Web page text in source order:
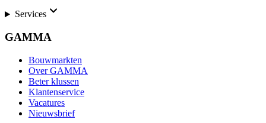
Services
GAMMA
Bouwmarkten
Over GAMMA
Beter klussen
Klantenservice
Vacatures
Nieuwsbrief